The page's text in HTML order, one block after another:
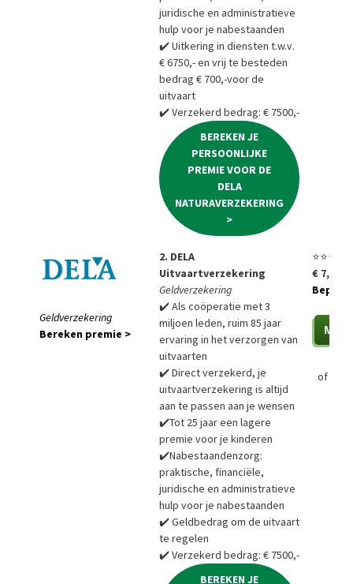
juridische en administratieve
hulp voor je nabestaanden
✔️ Uitkering in diensten t.w.v.
€ 6750,- en vrij te besteden
bedrag € 700,-voor de
uitvaart
✔️ Verzekerd bedrag: € 7500,-
BEREKEN JE
PERSOONLIJKE
PREMIE VOOR DE
DELA
NATURAVERZEKERING
>
Geldverzekering
Bereken premie >
2. DELA
Uitvaartverzekering
Geldverzekering
✔️ Als coöperatie met 3
miljoen leden, ruim 85 jaar
ervaring in het verzorgen van
uitvaarten
✔️ Direct verzekerd, je
uitvaartverzekering is altijd
aan te passen aan je wensen
✔️Tot 25 jaar een lagere
premie voor je kinderen
✔️Nabestaandenzorg:
praktische, financiële,
juridische en administratieve
hulp voor je nabestaanden
✔️ Geldbedrag om de uitvaart
te regelen
✔️ Verzekerd bedrag: € 7500,-
BEREKEN JE
⭐⭐⭐⭐⭐
€ 7,85
Bepaal
of